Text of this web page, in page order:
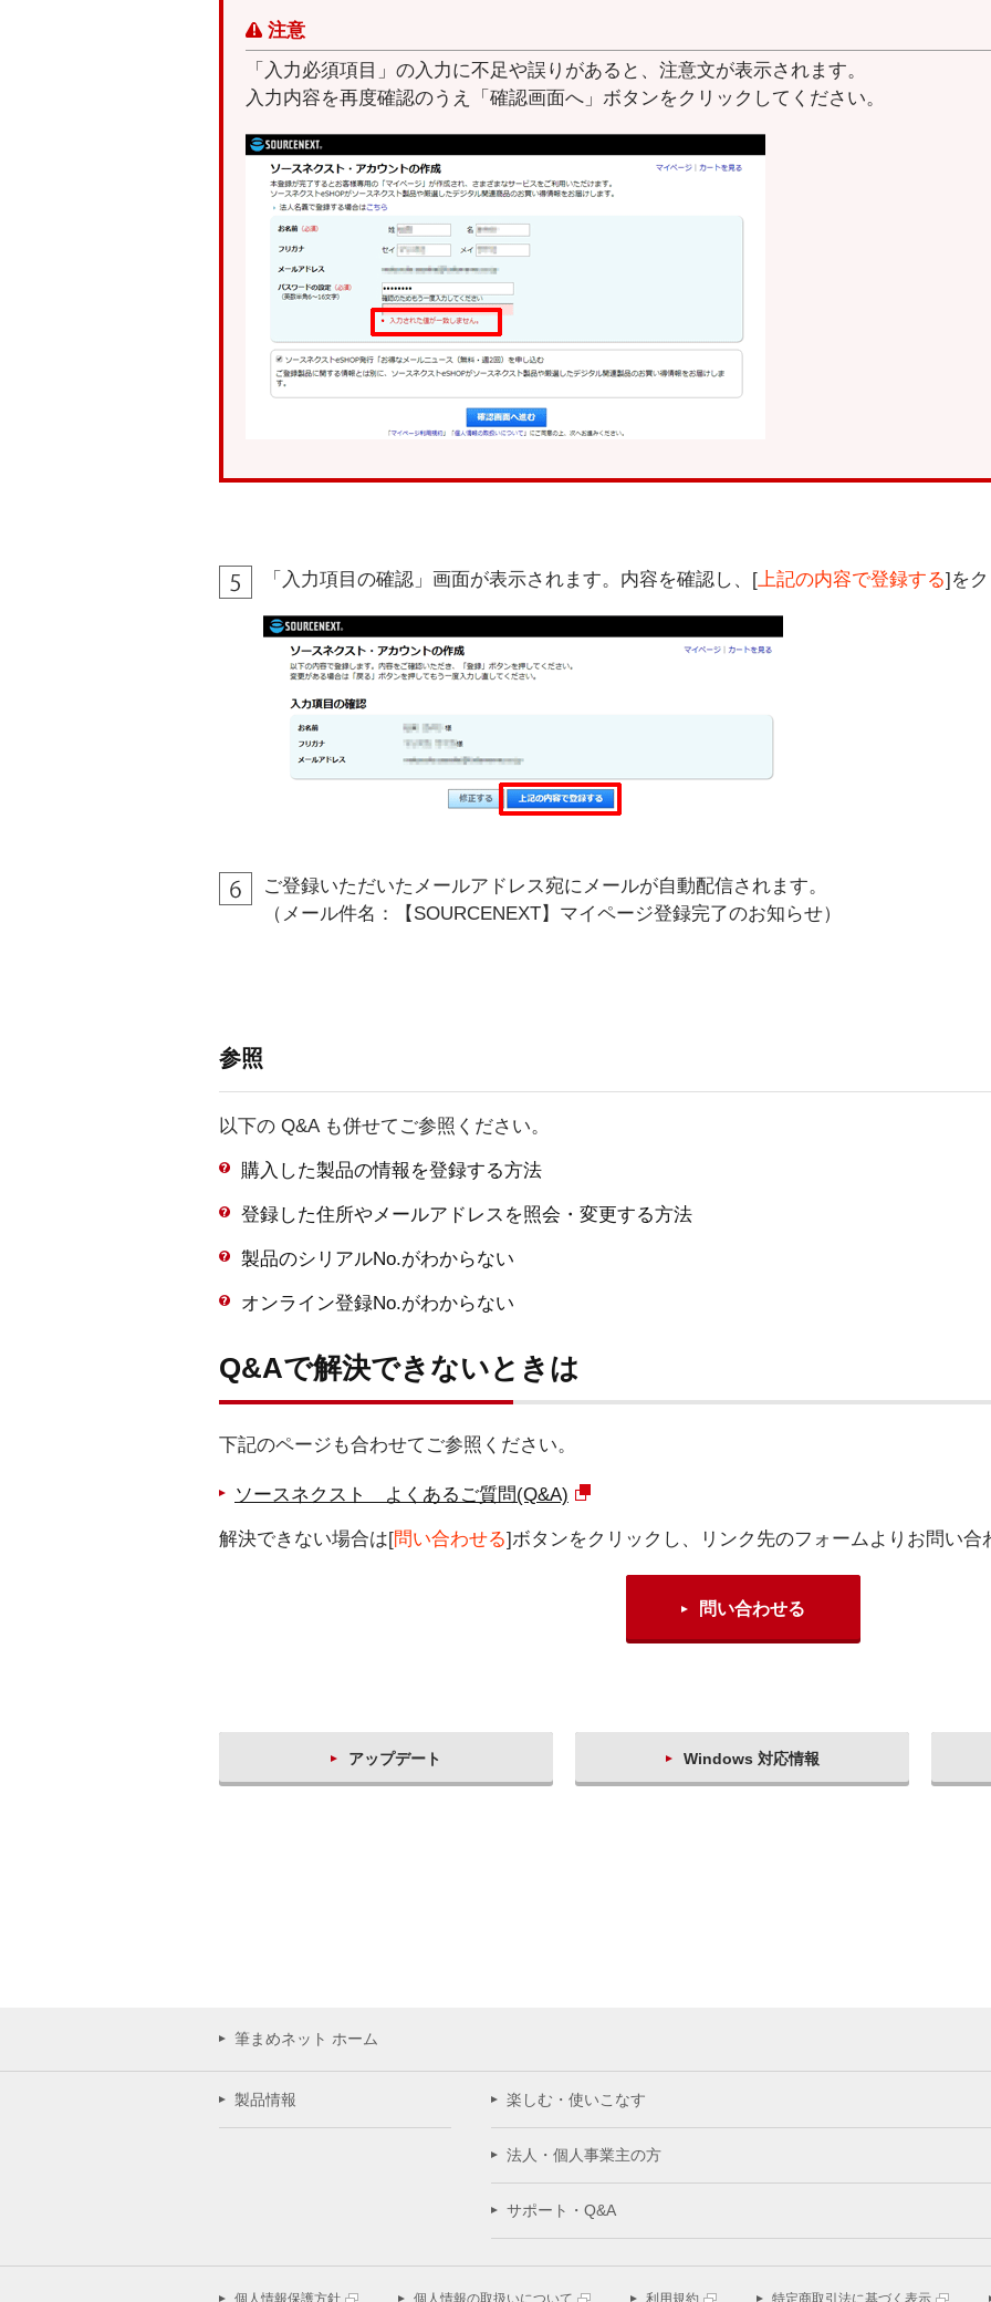
注意
「入力必須項目」の入力に不足や誤りがあると、注意文が表示されます。
入力内容を再度確認のうえ「確認画面へ」ボタンをクリックしてください。
「入力項目の確認」画面が表示されます。内容を確認し、[ 上記の内容で登録する]をク
ご登録いただいたメールアドレス宛にメールが自動配信されます。
（メール件名：【SOURCENEXT】マイページ登録完了のお知らせ）
参照
以下の Q&A も併せてご参照ください。
購入した製品の情報を登録する方法
登録した住所やメールアドレスを照会・変更する方法
製品のシリアルNo.がわからない
オンライン登録No.がわからない
Q&Aで解決できないときは
下記のページも合わせてご参照ください。
ソースネクスト よくあるご質問(Q&A)
解決できない場合は[問い合わせる]ボタンをクリックし、リンク先のフォームよりお問い合
問い合わせる
アップデート Windows 対応情報
筆まめネット ホーム
製品情報 楽しむ・使いこなす
法人・個人事業主の方
サポート・Q&A
個人情報保護方針 個人情報の取扱いについて 利用規約 特定商取引法に基づく表示